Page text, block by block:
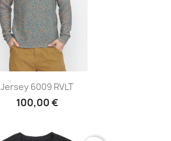
Jersey 6009 RVLT
100,00 €